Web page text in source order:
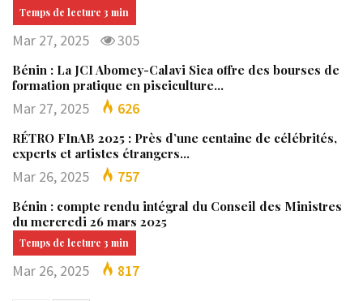
Mar 27, 2025 305
Bénin : La JCI Abomey-Calavi Sica offre des bourses de
formation pratique en pisciculture…
Mar 27, 2025 626
RÉTRO FInAB 2025 : Près d’une centaine de célébrités,
experts et artistes étrangers…
Mar 26, 2025 757
Bénin : compte rendu intégral du Conseil des Ministres
du mercredi 26 mars 2025
Mar 26, 2025 817